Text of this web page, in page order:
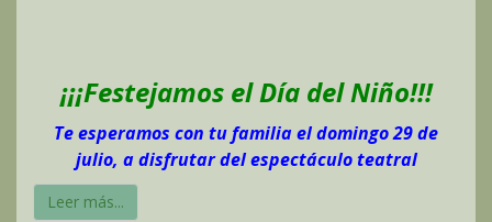
¡¡¡Festejamos el Día del Niño!!!
Te esperamos con tu familia el domingo 29 de
julio, a disfrutardel espectáculo teatral
Leer más...